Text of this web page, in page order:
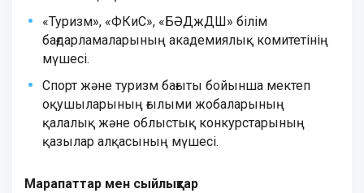
«Туризм», «ФКиС», «БӘДжДШ» білім
бағдарламаларының академиялық комитетінің
мүшесі.
Спорт және туризм бағыты бойынша мектеп
оқушыларының ғылыми жобаларының
қалалық және облыстық конкурстарының
қазылар алқасының мүшесі.
Марапаттар мен сыйлықтар